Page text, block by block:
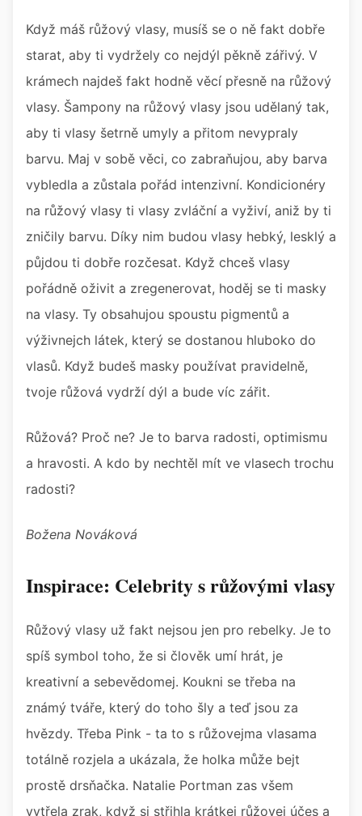
Když máš růžový vlasy, musíš se o ně fakt dobře
starat, aby ti vydržely co nejdýl pěkně zářivý. V
krámech najdeš fakt hodně věcí přesně na růžový
vlasy. Šampony na růžový vlasy jsou udělaný tak,
aby ti vlasy šetrně umyly a přitom nevypraly
barvu. Maj v sobě věci, co zabraňujou, aby barva
vybledla a zůstala pořád intenzivní. Kondicionéry
na růžový vlasy ti vlasy zvláční a vyživí, aniž by ti
zničily barvu. Díky nim budou vlasy hebký, lesklý a
půjdou ti dobře rozčesat. Když chceš vlasy
pořádně oživit a zregenerovat, hoděj se ti masky
na vlasy. Ty obsahujou spoustu pigmentů a
výživnejch látek, který se dostanou hluboko do
vlasů. Když budeš masky používat pravidelně,
tvoje růžová vydrží dýl a bude víc zářit.
Růžová? Proč ne? Je to barva radosti, optimismu
a hravosti. A kdo by nechtěl mít ve vlasech trochu
radosti?
Božena Nováková
Inspirace: Celebrity s růžovými vlasy
Růžový vlasy už fakt nejsou jen pro rebelky. Je to
spíš symbol toho, že si člověk umí hrát, je
kreativní a sebevědomej. Koukni se třeba na
známý tváře, který do toho šly a teď jsou za
hvězdy. Třeba Pink - ta to s růžovejma vlasama
totálně rozjela a ukázala, že holka může bejt
prostě drsňačka. Natalie Portman zas všem
vytřela zrak, když si střihla krátkej růžovej účes a